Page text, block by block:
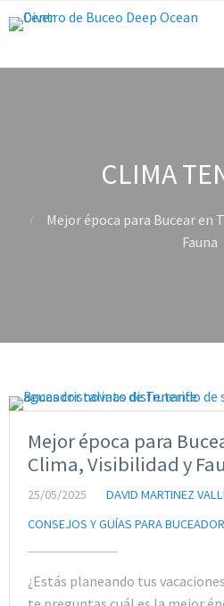
CLIMA
Mejor época para Bucear en
Fauna
Mejor época para
Clima, Visibilidad y
25/05/2025
DAVID MARTINEZ
CONSEJOS Y GUÍAS PARA
¿Estás planeando tus